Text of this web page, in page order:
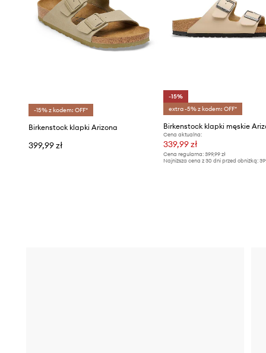
-15% z kodem: OFF*
Birkenstock klapki Arizona
399,99 zł
-15%
extra -5% z kodem: OFF*
Birkenstock klapki męskie
Cena aktualna:
339,99 zł
Cena regularna:399,99 zł
Najniższa cena z 30 dni przed obniżką: